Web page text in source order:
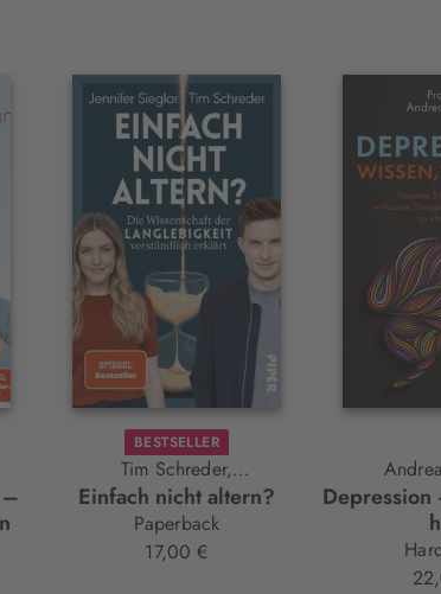
–
BESTSELLER
Tim Schreder,
Jennifer Sieglar
Einfach nicht altern?
Paperback
17,00 €
Depression